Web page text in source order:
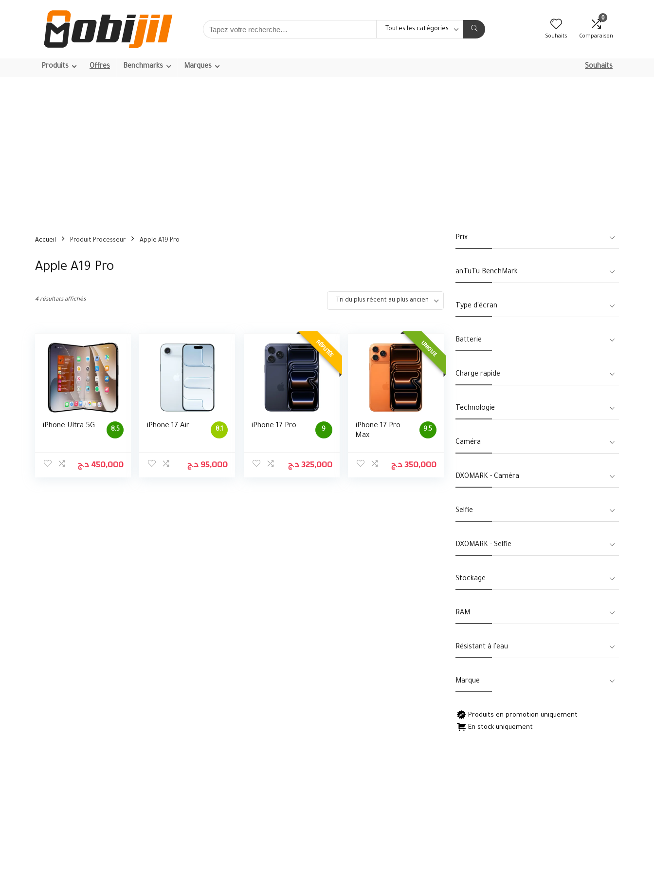
Toutes les catégories
Souhaits
0
Comparaison
Produits Offres Benchmarks Marques Souhaits
Accueil Produit Processeur Apple A19 Pro
Apple A19 Pro
4 résultats affichés Tri du plus récent au plus ancien
8.5
iPhone Ultra 5G
450,000د.ج
8.1
iPhone 17 Air
95,000د.ج
RÉPUTÉE
9
iPhone 17 Pro
325,000د.ج
UNIQUE
9.5
iPhone 17 Pro
Max
350,000د.ج
Prix
anTuTu BenchMark
Type d'écran
Batterie
Charge rapide
Technologie
Caméra
DXOMARK - Caméra
Selfie
DXOMARK - Selfie
Stockage
RAM
Résistant à l'eau
Marque
Produits en promotion uniquement
En stock uniquement